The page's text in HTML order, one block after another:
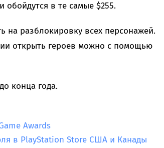
в те самые $255.
на разблокировку всех персонажей.
открыть героев можно с помощью
конца года.
Awards
в PlayStation Store США и Канады